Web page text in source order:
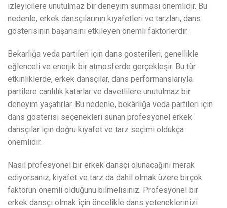
izleyicilere unutulmaz bir deneyim sunması önemlidir. Bu
nedenle, erkek dansçılarının kıyafetleri ve tarzları, dans
gösterisinin başarısını etkileyen önemli faktörlerdir.
Bekarlığa veda partileri için dans gösterileri, genellikle
eğlenceli ve enerjik bir atmosferde gerçekleşir. Bu tür
etkinliklerde, erkek dansçılar, dans performanslarıyla
partilere canlılık katarlar ve davetlilere unutulmaz bir
deneyim yaşatırlar. Bu nedenle, bekârlığa veda partileri için
dans gösterisi seçenekleri sunan profesyonel erkek
dansçılar için doğru kıyafet ve tarz seçimi oldukça
önemlidir.
Nasıl profesyonel bir erkek dansçı olunacağını merak
ediyorsanız, kıyafet ve tarz da dahil olmak üzere birçok
faktörün önemli olduğunu bilmelisiniz. Profesyonel bir
erkek dansçı olmak için öncelikle dans yeteneklerinizi